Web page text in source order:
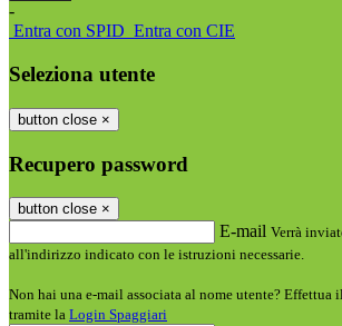
-
Entra con SPID Entra con CIE
Seleziona utente
button close ×
Recupero password
button close ×
E-mail Verrà
all'indirizzo indicato con le istruzioni necessarie.
Non hai una e-mail associata al nome utente? Effettua
tramite la Login Spaggiari